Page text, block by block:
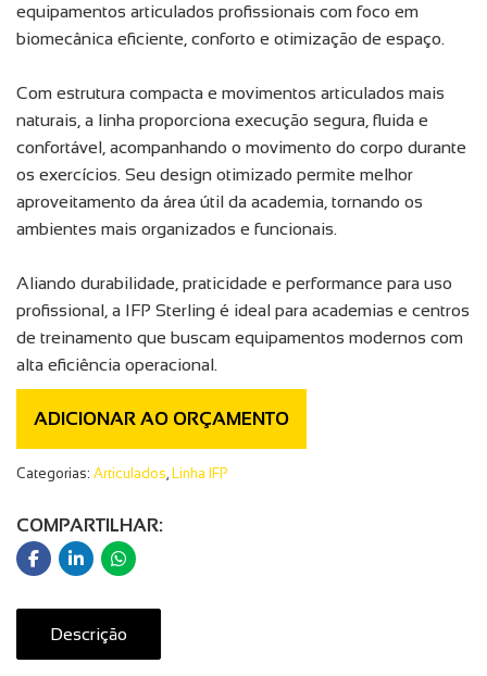
equipamentos articulados profissionais com foco em
biomecânica eficiente, conforto e otimização de espaço.
Com estrutura compacta e movimentos articulados mais
naturais, a linha proporciona execução segura, fluida e
confortável, acompanhando o movimento do corpo durante
os exercícios. Seu design otimizado permite melhor
aproveitamento da área útil da academia, tornando os
ambientes mais organizados e funcionais.
Aliando durabilidade, praticidade e performance para uso
profissional, a IFP Sterling é ideal para academias e centros
de treinamento que buscam equipamentos modernos com
alta eficiência operacional.
ADICIONAR AO ORÇAMENTO
Categorias: Articulados Linha IFP
COMPARTILHAR:
Descrição